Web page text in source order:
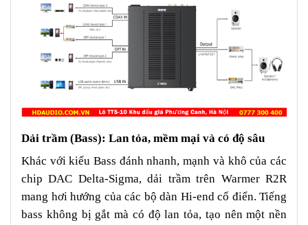
Dải trầm (Bass): Lan tỏa, mềm mại và có độ sâu
Khác với kiểu Bass đánh nhanh, mạnh và khô của các
chip DAC Delta-Sigma, dải trầm trên Warmer R2R
mang hơi hướng của các bộ dàn Hi-end cổ điển. Tiếng
bass không bị gắt mà có độ lan tỏa, tạo nên một nền